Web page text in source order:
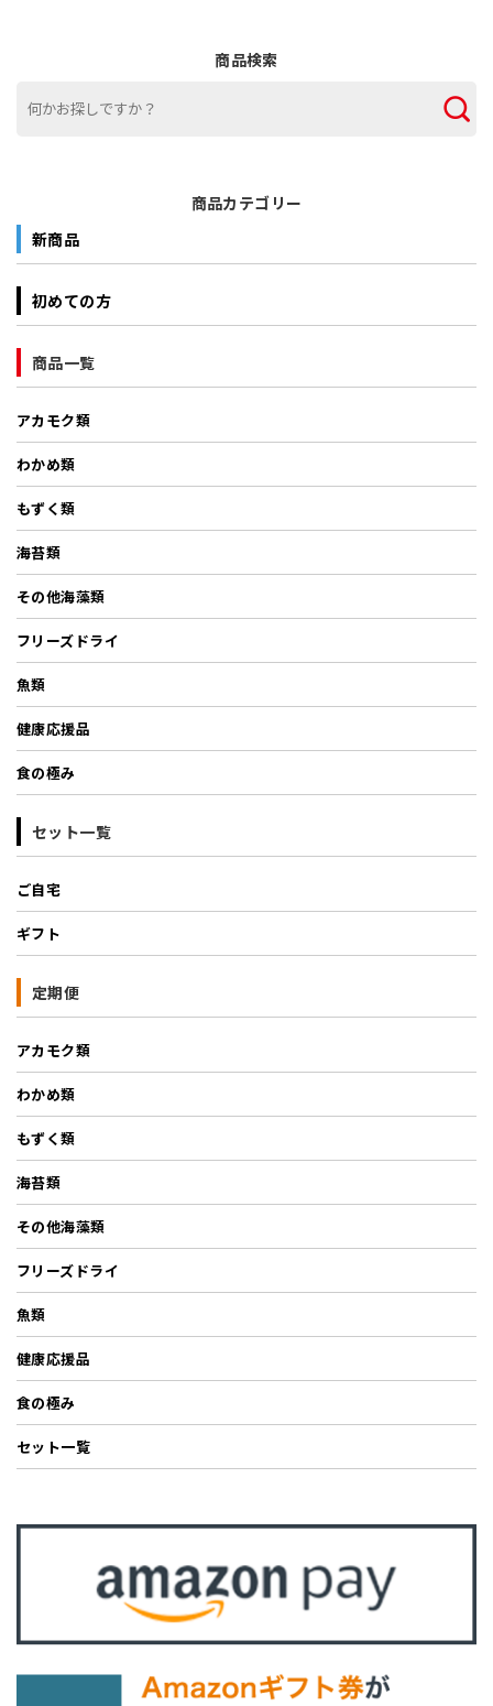
商品検索
商品カテゴリー
新商品
初めての方
商品一覧
アカモク類
わかめ類
もずく類
海苔類
その他海藻類
フリーズドライ
魚類
健康応援品
食の極み
セット一覧
ご自宅
ギフト
定期便
アカモク類
わかめ類
もずく類
海苔類
その他海藻類
フリーズドライ
魚類
健康応援品
食の極み
セット一覧